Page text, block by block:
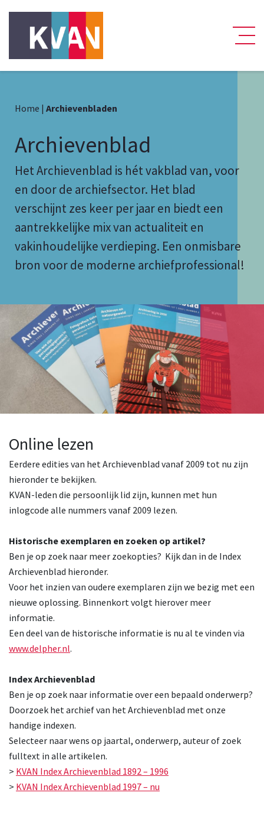
Home | Archievenbladen
Archievenblad
Het Archievenblad is hét vakblad van, voor
en door de archiefsector. Het blad
verschijnt zes keer per jaar en biedt een
aantrekkelijke mix van actualiteit en
vakinhoudelijke verdieping. Een onmisbare
bron voor de moderne archiefprofessional!
Online lezen
Eerdere edities van het Archievenblad vanaf 2009 tot nu zijn
hieronder te bekijken.
KVAN-leden die persoonlijk lid zijn, kunnen met hun
inlogcode alle nummers vanaf 2009 lezen.
Historische exemplaren en zoeken op artikel?
Ben je op zoek naar meer zoekopties? Kijk dan in de Index
Archievenblad hieronder.
Voor het inzien van oudere exemplaren zijn we bezig met een
nieuwe oplossing. Binnenkort volgt hierover meer
informatie.
Een deel van de historische informatie is nu al te vinden via
www.delpher.nl.
Index Archievenblad
Ben je op zoek naar informatie over een bepaald onderwerp?
Doorzoek het archief van het Archievenblad met onze
handige indexen.
Selecteer naar wens op jaartal, onderwerp, auteur of zoek
fulltext in alle artikelen.
> KVAN Index Archievenblad 1892 – 1996
> KVAN Index Archievenblad 1997 – nu